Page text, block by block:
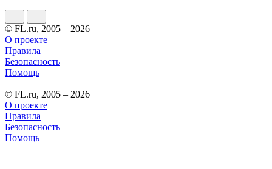
© FL.ru, 2005 – 2026
О проекте
Правила
Безопасность
Помощь
© FL.ru, 2005 – 2026
О проекте
Правила
Безопасность
Помощь